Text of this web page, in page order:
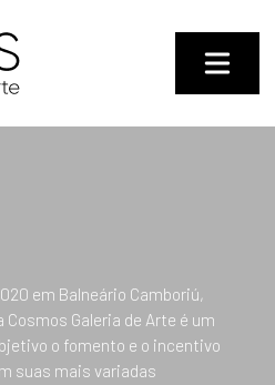
em Balneário Camboriú,
Cosmos Galeria de Arte é um
o fomento e o incentivo
suas mais variadas